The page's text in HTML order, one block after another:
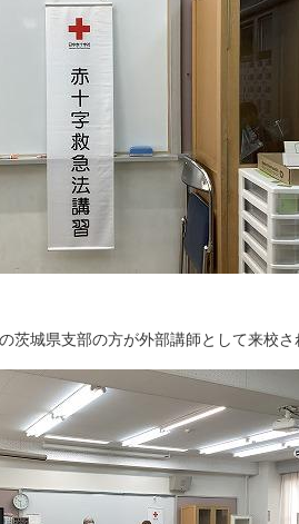
茨城県支部の方が外部講師として来校さ